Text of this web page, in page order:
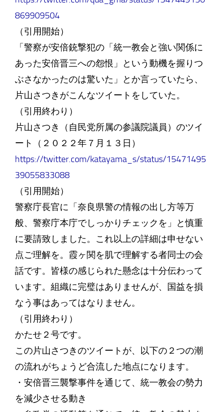
869909504
（引用開始）
「警察が安倍銃撃犯の「統一教会と強い関係に
あった安倍晋三への怨恨」という動機を握りつ
ぶさなかったのは驚いた」とか言っていたら、
片山さつきがこんなツイートをしていた。
（引用終わり）
片山さつき（自民党所属の参議院議員）のツイ
ート（２０２２年７月１３日）
https://twitter.com/katayama_s/status/15471495
39055833088
（引用開始）
警察庁長官に「奈良県警の情報の出し方等万
般、警察庁本庁でしっかりチェックを」と慎重
に要請致しました。これ以上の詳細は申せない
点ご理解を。霞ヶ関を肌で理解する者同士の会
話です。皆様の感じられた懸念は十分伝わって
います。組織に完璧はありませんが、国益を損
なう事はあってはなりません。
（引用終わり）
かたせ２号です。
この片山さつきのツイートが、以下の２つの潮
の流れがちょうど合流した地点になります。
・安倍晋三襲撃事件を通じて、統一教会の勢力
を減少させる動き